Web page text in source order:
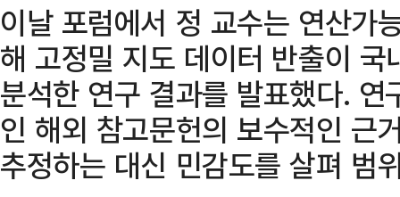
이날 포럼에서 정 교수는 연산가
해 고정밀 지도 데이터 반출이
분석한 연구 결과를 발표했다.
인 해외 참고문헌의 보수적인 근
추정하는 대신 민감도를 살펴 범